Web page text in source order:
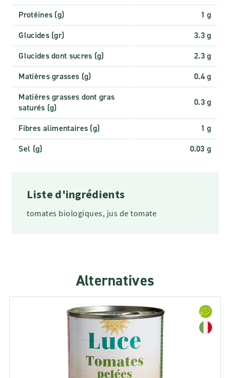
Protéines (g)
1 g
Glucides (gr)
3.3 g
Glucides dont sucres (g)
2.3 g
Matières grasses (g)
0.4 g
Matières grasses dont gras
saturés (g)
0.3 g
Fibres alimentaires (g)
1 g
Sel (g)
0.03 g
Liste d'ingrédients
tomates biologiques, jus de tomate
Alternatives